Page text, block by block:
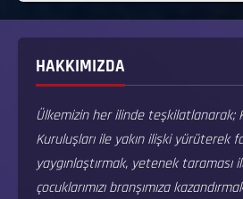
HAKKIMIZDA
Ülkemizin her ilinde teşkilatlanarak;
Kuruluşları ile yakın ilişki yürüterek
yaygınlaştırmak, yetenek taraması
çocuklarımızı branşımıza